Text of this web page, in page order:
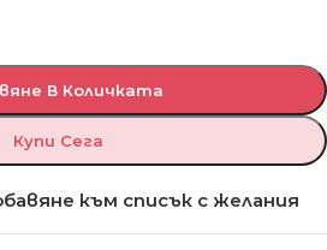
В Количката
Купи Сега
към списък с желания